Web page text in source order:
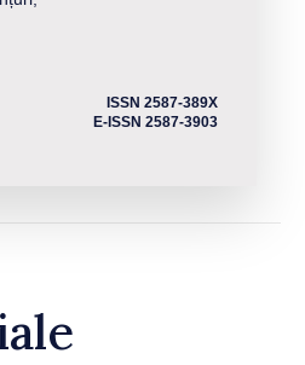
ISSN 2587-389X
E-ISSN 2587-3903